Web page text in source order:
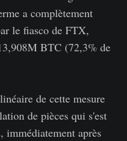
a complètement
le fiasco de FTX,
BTC (72,3% de
de cette mesure
de pièces qui s'est
après